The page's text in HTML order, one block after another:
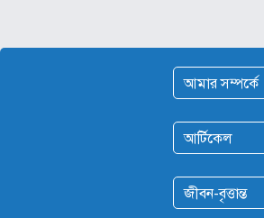
আমার সম্পর্কে
আর্টিকেল
জীবন-বৃত্তান্ত